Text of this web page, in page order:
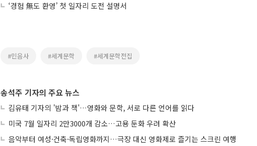
‘경험 無도 환영’ 첫 일자리 도전 설명서
#민음사 #세계문학 #세계문학전집
송석주 기자의 주요 뉴스
김유태 기자의 '밤과 책'…영화와 문학, 서로 다른 언어를 읽다
미국 7월 일자리 2만3000개 감소…고용 둔화 우려 확산
음악부터 여성·건축·독립영화까지…극장 대신 영화제로 즐기는 스크린 여행